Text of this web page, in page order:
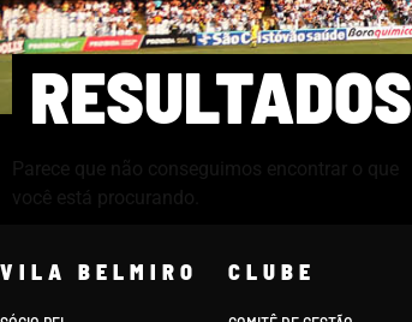
RESULTADOS
Parece que não conseguimos encontrar o que
você está procurando.
VILA BELMIRO CLUBE